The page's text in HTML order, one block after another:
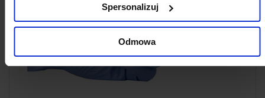
Spersonalizuj
Odmowa